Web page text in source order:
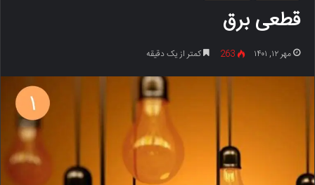
قطعی برق
مهر ۱۲, ۱۴۰۱ 263 کمتر از یک دقیقه